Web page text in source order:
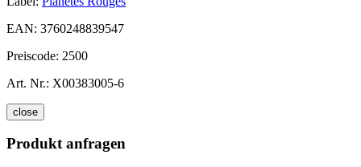
EAN: 3760248839547
Preiscode: 2500
Art. Nr.: X00383005-6
close
Produkt anfragen